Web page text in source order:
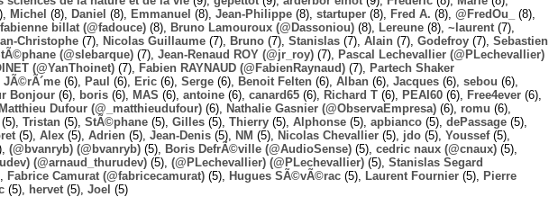
Michel (8), Daniel (8), Emmanuel (8), Jean-Philippe (8), startuper (8), Fred A. (8), @FredOu_
(8),
fabienne billat (@fadouce) (8), Bruno Lamouroux (@Dassoniou) (8), Lereune (8), ~laurent (7),
Christophe (7), Nicolas Guillaume (7), Bruno (7), Stanislas (7), Alain (7), Godefroy (7), Sebastien
(@slebarque) (7), Jean-Renaud ROY (@jr_roy) (7),
Pascal Lechevallier (@PLechevallier)
(@YanThoinet) (7), Fabien RAYNAUD (@FabienRaynaud) (7),
Partech Shaker
JÃ©rÃ´me (6), Paul (6), Eric (6), Serge (6), Benoit Felten (6), Alban (6), Jacques (6), sebou (6),
Bonjour (6), boris (6), MAS (6), antoine (6), canard65 (6), Richard T (6), PEAI60 (6), Free4ever (6),
Matthieu Dufour (@_matthieudufour) (6), Nathalie Gasnier (@ObservaEmpresa) (6), romu (6),
(5), Tristan (5), StÃ©phane (5), Gilles (5), Thierry (5), Alphonse (5), apbianco (5), dePassage (5),
(5), Alex (5), Adrien (5), Jean-Denis (5), NM (5), Nicolas Chevallier (5), jdo (5), Youssef(5),
(@bvanryb) (@bvanryb) (5), Boris DefrÃ©ville (@AudioSense) (5), cedric naux (@cnaux) (5),
(@arnaud_thurudev) (5), (@PLechevallier) (@PLechevallier) (5), Stanislas Segard
Fabrice Camurat (@fabricecamurat) (5), Hugues SÃ©vÃ©rac (5), Laurent Fournier (5),
Pierre
(5), hervet (5), Joel (5)